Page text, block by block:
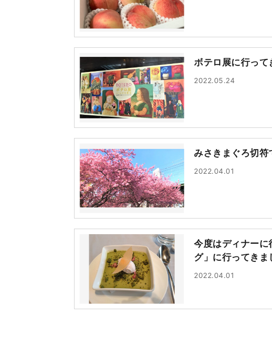
ボテロ展に行って
2022.05.24
みさきまぐろ切符
2022.04.01
今度はディナーに
グ」に行ってきま
2022.04.01